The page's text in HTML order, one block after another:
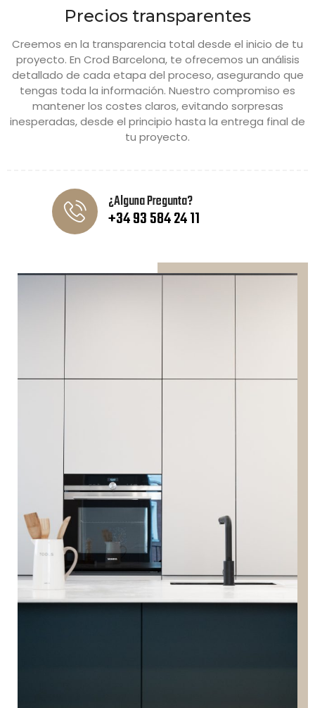
Precios transparentes
Creemos en la transparencia total desde el inicio de tu
proyecto. En Crod Barcelona, te ofrecemos un análisis
detallado de cada etapa del proceso, asegurando que
tengas toda la información. Nuestro compromiso es
mantener los costes claros, evitando sorpresas
inesperadas, desde el principio hasta la entrega final de
tu proyecto.
¿Alguna Pregunta?
+34 93 584 24 11